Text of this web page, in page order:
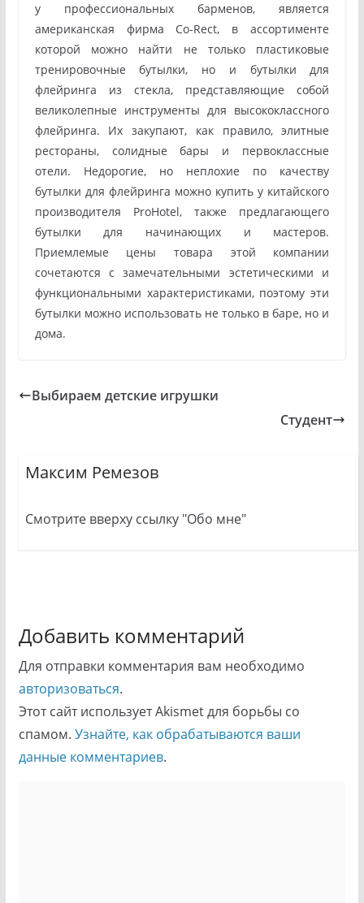
у профессиональных барменов, является
американская фирма Co-Rect, в ассортименте
которой можно найти не только пластиковые
тренировочные бутылки, но и бутылки для
флейринга из стекла, представляющие собой
великолепные инструменты для высококлассного
флейринга. Их закупают, как правило, элитные
рестораны, солидные бары и первоклассные
отели. Недорогие, но неплохие по качеству
бутылки для флейринга можно купить у китайского
производителя ProHotel, также предлагающего
бутылки для начинающих и мастеров.
Приемлемые цены товара этой компании
сочетаются с замечательными эстетическими и
функциональными характеристиками, поэтому эти
бутылки можно использовать не только в баре, но и
дома.
Выбираем детские игрушки
Студент
Максим Ремезов
Смотрите вверху ссылку "Обо мне"
Добавить комментарий
Для отправки комментария вам необходимо
авторизоваться.
Этот сайт использует Akismet для борьбы со
спамом. Узнайте, как обрабатываются ваши
данные комментариев.